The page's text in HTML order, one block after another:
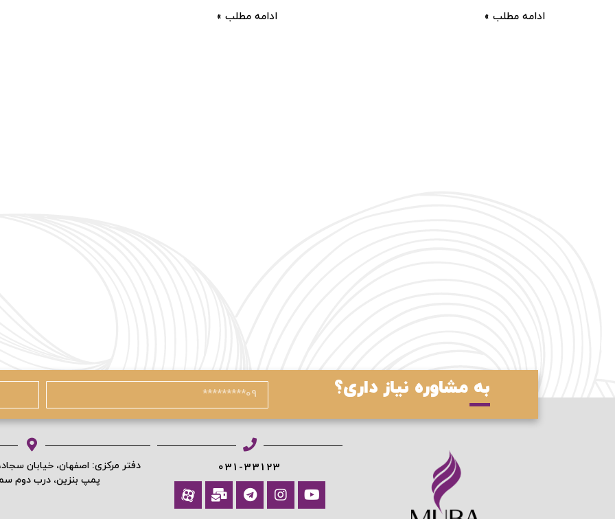
ادامه مطلب » ادامه مطلب »
به مشاوره نیاز داری؟
031-33123
دفتر مرکزی: اصفهان، خیابان
پمپ بنزین، درب دوم